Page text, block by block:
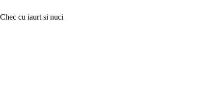
Chec cu iaurt si nuci